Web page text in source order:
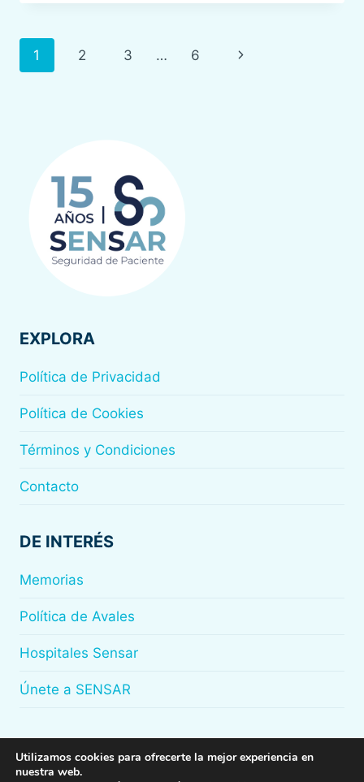
Navegación
1 2 3 … 6
Siguiente
EXPLORA
Política de Privacidad
Política de Cookies
Términos y Condiciones
Contacto
DE INTERÉS
Memorias
Política de Avales
Hospitales Sensar
Únete a SENSAR
Utilizamos cookies para ofrecerte la mejor experiencia en
nuestra web.